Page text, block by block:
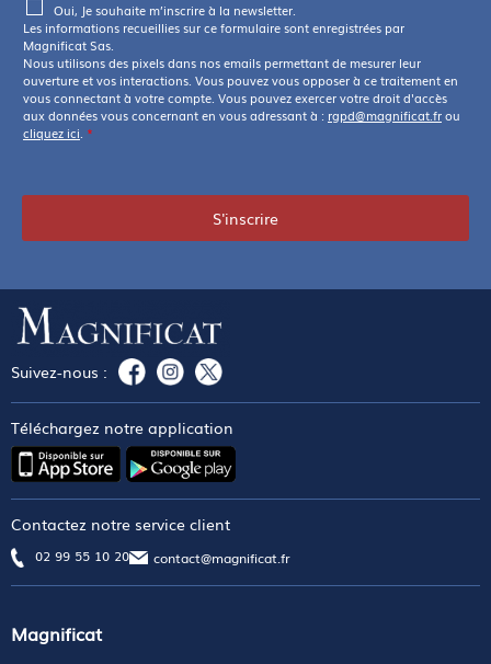
Oui, Je souhaite m’inscrire à la newsletter.
Les informations recueillies sur ce formulaire sont enregistrées par
Magnificat Sas.
Nous utilisons des pixels dans nos emails permettant de mesurer leur
ouverture et vos interactions. Vous pouvez vous opposer à ce traitement en
vous connectant à votre compte. Vous pouvez exercer votre droit d'accès
aux données vous concernant en vous adressant à : rgpd@magnificat.frou
cliquez ici *
S'inscrire
Suivez-nous :
Téléchargez notre application
Contactez notre service client
02 99 55 10 20 contact@magnificat.fr
Magnificat